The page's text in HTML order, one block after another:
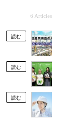
6 Articles
読む
読む
読む